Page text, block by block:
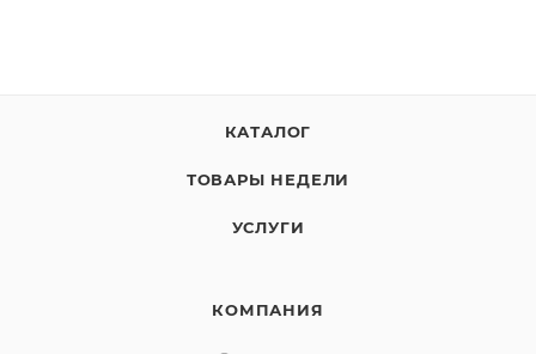
КАТАЛОГ
ТОВАРЫ НЕДЕЛИ
УСЛУГИ
КОМПАНИЯ